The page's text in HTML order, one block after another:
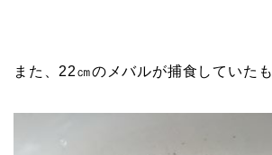
また、22㎝のメバルが捕食していたも